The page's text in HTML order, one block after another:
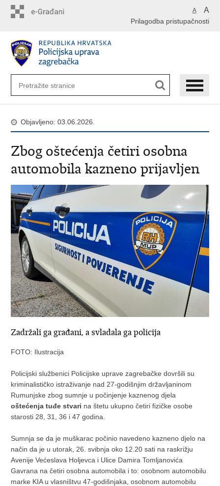
A A
Prilagodba pristupačnosti
Objavljeno: 03.06.2026.
Zbog oštećenja četiri osobna
automobila kazneno prijavljen
Zadržali ga građani, a svladala ga policija
FOTO: Ilustracija
Policijski službenici Policijske uprave zagrebačke dovršili su
kriminalističko istraživanje nad 27-godišnjim državljaninom
Rumunjske zbog sumnje u počinjenje kaznenog djela
oštećenja tuđe stvari na štetu ukupno četiri fizičke osobe
starosti 28, 31, 36 i 47 godina.
Sumnja se da je muškarac počinio navedeno kazneno djelo na
način da je u utorak, 26. svibnja oko 12.20 sati na raskrižju
Avenije Većeslava Holjevca i Ulice Damira Tomljanovića
Gavrana na četiri osobna automobila i to: osobnom automobilu
marke KIA u vlasništvu 47-godišnjaka, osobnom automobilu